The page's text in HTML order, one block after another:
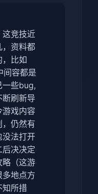
这竞技近
，资料都
，比如
间容都是
一些bug,
断刷新导
戏内容
仍然有
没法打开
后决决定
略（这游
地点方
知所措